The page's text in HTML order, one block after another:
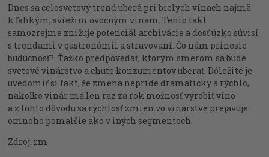
Dnes sa celosvetový trend uberá pri bielych vínach najmä
k ľahkým, sviežim ovocným vínam. Tento fakt
samozrejme znižuje potenciál archivácie a dosť úzko súvisí
s trendami v gastronómii a stravovaní. Čo nám prinesie
budúcnosť? Ťažko predpovedať, ktorým smerom sa bude
svetové vinárstvo a chute konzumentov uberať. Dôležité je
uvedomiť si fakt, že zmena nepríde dramaticky a rýchlo,
nakoľko vinár má len raz za rok možnosť vyrobiť víno
a z tohto dôvodu sa rýchlosť zmien vo vinárstve prejavuje
omnoho pomalšie ako v iných segmentoch.
Zdroj: rm